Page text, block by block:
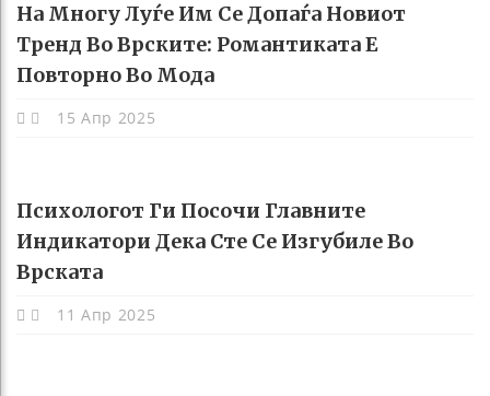
На Многу Луѓе Им Се Допаѓа Новиот
Тренд Во Врските: Романтиката Е
Повторно Во Мода
15 Апр 2025
Психологот Ги Посочи Главните
Индикатори Дека Сте Се Изгубиле Во
Врската
11 Апр 2025